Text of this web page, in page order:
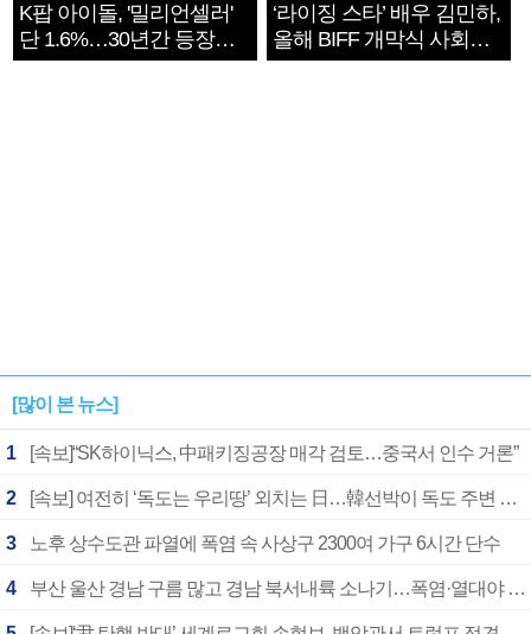
K팝 아이돌, '밀리언셀러'
단 1.6%…30년간 등장
1182개팀 전수조사
‘라이징 스타’ 배우 김민하,
올해 BIFF 개막식 사회자
확정
[많이 본 뉴스]
1 [속보]“SK하이닉스, 中패키징공장 매각 검토…중국서 인수 거론”
2 [속보] 여전히 ‘독도는 우리땅’ 외치는 日…韓선박이 독도 주변 해양조사 활동하자 반발
3 노후 상수도관 파열에 폭염 속 사상구 2300여 가구 6시간 단수
4 부산 울산 경남 구름 많고 경남 북서내륙 소나기…폭염·열대야 계속